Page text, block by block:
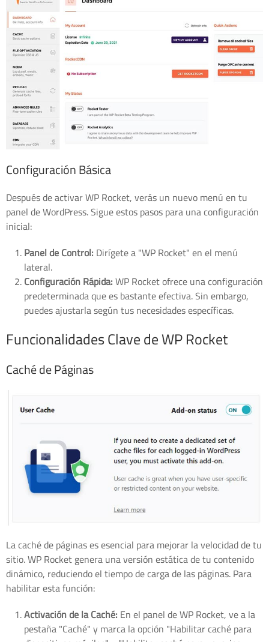
Configuración Básica
Después de activar WP Rocket, verás un nuevo menú en tu
panel de WordPress. Sigue estos pasos para una configuración
inicial:
Panel de Control: Dirígete a "WP Rocket" en el menú
lateral.
Configuración Rápida:WP Rocket ofrece una configuración
predeterminada que es bastante efectiva. Sin embargo,
puedes ajustarla según tus necesidades específicas.
Funcionalidades Clave de WP Rocket
Caché de Páginas
La caché de páginas es esencial para mejorar la velocidad de tu
sitio. WP Rocket genera una versión estática de tu contenido
dinámico, reduciendo el tiempo de carga de las páginas. Para
habilitar esta función:
Activación de la Caché: En el panel de WP Rocket, ve a la
pestaña "Caché" y marca la opción "Habilitar caché para